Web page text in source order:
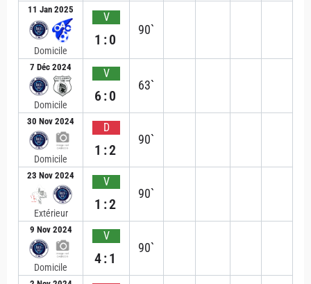
11 Jan 2025
Domicile
V
1:0
90`
7 Déc 2024
Domicile
V
6:0
63`
30 Nov 2024
Domicile
D
1:2
90`
23 Nov 2024
Extérieur
V
1:2
90`
9 Nov 2024
Domicile
V
4:1
90`